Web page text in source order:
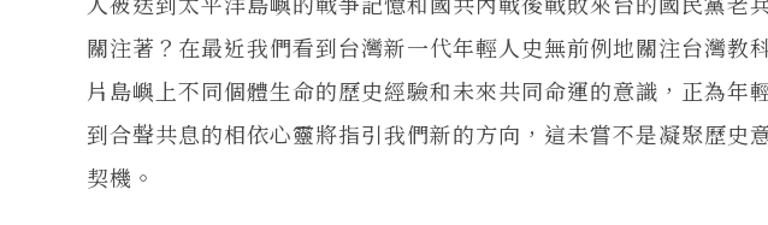
關注著？在最近我們看到台灣新一代年輕人史無前例地關注台灣教
片島嶼上不同個體生命的歷史經驗和未來共同命運的意識，正為年
到合聲共息的相依心靈將指引我們新的方向，這未嘗不是凝聚歷史
契機。